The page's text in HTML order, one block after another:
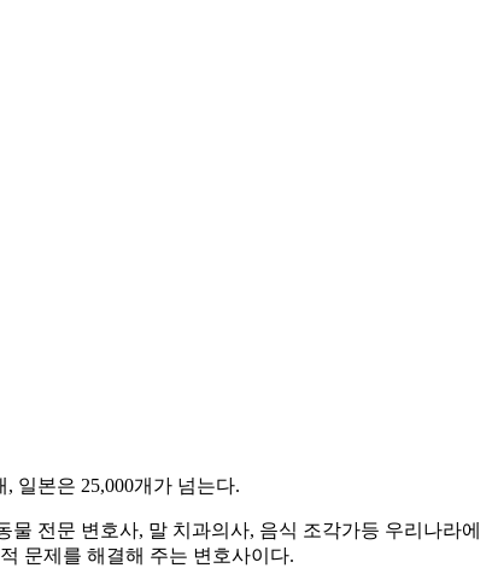
일본은 25,000개가 넘는다.
전문 변호사, 말 치과의사, 음식 조각가등 우리나라에
문제를 해결해 주는 변호사이다.